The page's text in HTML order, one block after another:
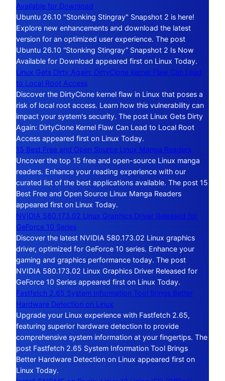
Available for Download
Ubuntu 26.10 "Stonking Stingray" Snapshot 2 is here!
Explore new enhancements and download the latest
version for an optimized user experience. The post
Ubuntu 26.10 “Stonking Stingray” Snapshot 2 Is Now
Available for Download appeared first on Linux Today.
Linux Gets Dirty Again: DirtyClone Kernel Flaw Can Lead
to Local Root Access
Discover the DirtyClone kernel flaw in Linux that poses a
risk of local root access. Learn how this vulnerability can
impact your system's security. The post Linux Gets Dirty
Again: DirtyClone Kernel Flaw Can Lead to Local Root
Access appeared first on Linux Today.
15 Best Free and Open Source Linux Manga Readers
Uncover the top 15 free and open-source Linux manga
readers. Enhance your reading experience with our
curated list of the best applications available. The post 15
Best Free and Open Source Linux Manga Readers
appeared first on Linux Today.
NVIDIA 580.173.02 Linux Graphics Driver Released for
GeForce 10 Series
Discover the latest NVIDIA 580.173.02 Linux graphics
driver, optimized for GeForce 10 series. Enhance your
gaming and graphics performance today. The post
NVIDIA 580.173.02 Linux Graphics Driver Released for
GeForce 10 Series appeared first on Linux Today.
Fastfetch 2.65 System Information Tool Brings Better
Hardware Detection on Linux
Upgrade your Linux experience with Fastfetch 2.65,
featuring superior hardware detection to provide
comprehensive system information at your fingertips. The
post Fastfetch 2.65 System Information Tool Brings
Better Hardware Detection on Linux appeared first on
Linux Today.